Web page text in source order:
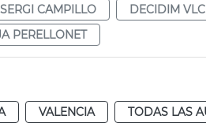
SERGI CAMPILLO DECIDIM VLC
PERELLONET
VALENCIA
TODAS LAS